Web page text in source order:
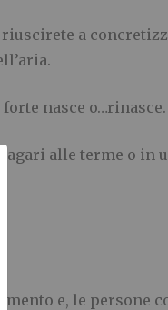
a
nasce o…rinasce.
alle terme o in
e, le persone